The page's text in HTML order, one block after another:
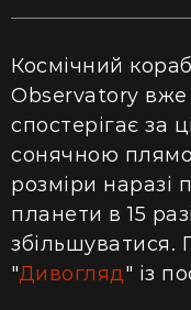
Космічний
Observatory вже
спостерігає за
сонячною
розміри наразі
планети в 15
збільшуватися.
"Дивогляд" із